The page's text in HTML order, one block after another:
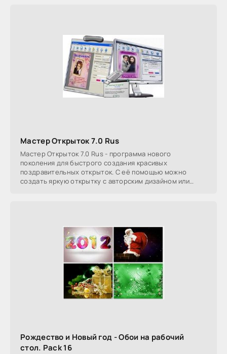
Мастер Открыток 7.0 Rus
Мастер Открыток 7.0 Rus - программа нового
поколения для быстрого создания красивых
поздравительных открыток. С её помощью можно
создать яркую открытку с авторским дизайном или
Рождество и Новый год - Обои на рабочий
стол. Pack 16